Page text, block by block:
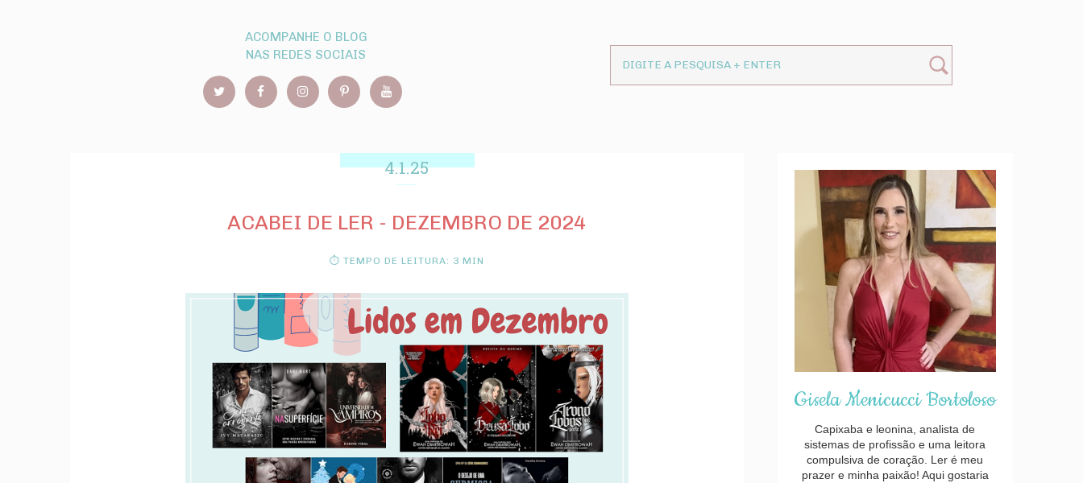
ACOMPANHE O BLOG
NAS REDES SOCIAIS
4.1.25
ACABEI DE LER - DEZEMBRO DE 2024
⏱ TEMPO DE LEITURA: 3 MIN
Gisela Menicucci Bortoloso
Capixaba e leonina, analista de
sistemas de profissão e uma leitora
compulsiva de coração. Ler é meu
prazer e minha paixão! Aqui gostaria